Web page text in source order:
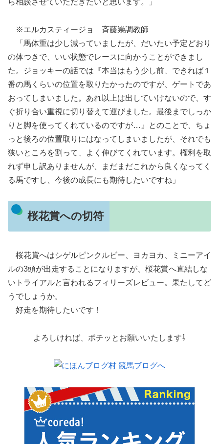
※エルカスティージョ 斉藤崇調教師
「馬体重は少し減っていましたが、だいたい予定どおり
の体つきで、いい状態でレースに向かうことができまし
た。ジョッキーの話では『本当はもう少し前、できれば１
番の馬くらいの位置を取りたかったのですが、ゲートであ
おってしまいました。あれ以上は出していけないので、す
ぐ折り合い重視に切り替えて運びました。最後までしっか
りと脚を使ってくれているのですが…』とのことで、ちょ
っと後ろの位置取りにはなってしまいましたが、それでも
狭いところを割って、よく伸びてくれています。権利を取
れず申し訳ありませんが、まだまだこれから良くなってく
る馬ですし、今後の成長にも期待したいですね」
桜花賞への切符
桜花賞へはシゲルピンクルビー、ヨカヨカ、ミニーアイ
ルの3頭が出走することになりますが、桜花賞へ直結しな
いトライアルと言われるフィリーズレビュー。果たしてど
うでしょうか。
好走を期待したいです！
よろしければ、ポチッとお願いいたします⇩